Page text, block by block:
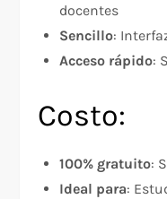
docentes
Sencillo:
Acceso rápido:
Costo:
100% gratuito:
Ideal para: